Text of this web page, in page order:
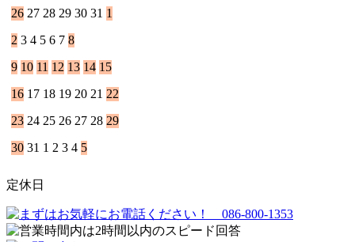
26 27 28 29 30 31 1
2 3 4 5 6 7 8
9 10 11 12 13 14 15
16 17 18 19 20 21 22
23 24 25 26 27 28 29
30 31 1 2 3 4 5
定休日